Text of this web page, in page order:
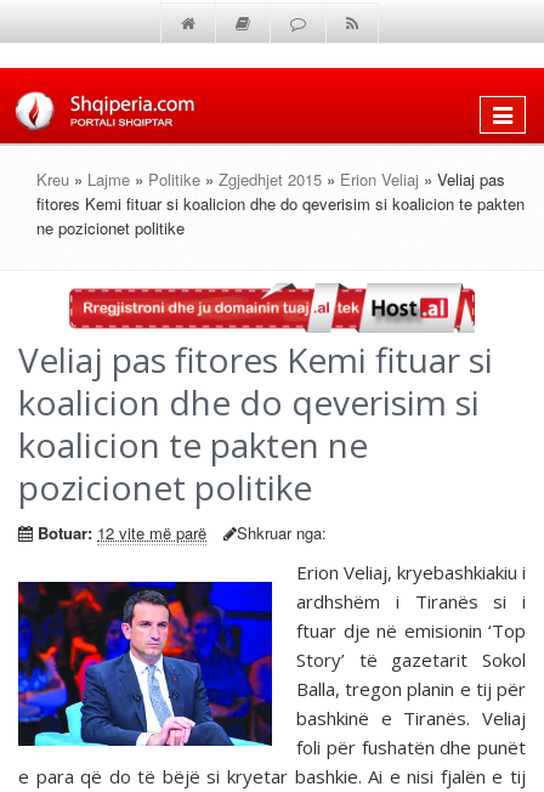
Shfaq
Kreu » Lajme » Politike » Zgjedhjet 2015 » Erion Veliaj » Veliaj pas
fitores Kemi fituar si koalicion dhe do qeverisim si koalicion te pakten
ne pozicionet politike
Veliaj pas fitores Kemi fituar si
koalicion dhe do qeverisim si
koalicion te pakten ne
pozicionet politike
Botuar: 12 vite më parë Shkruar nga:
Erion Veliaj, kryebashkiakiu i
ardhshëm i Tiranës si i
ftuar dje në emisionin ‘Top
Story’ të gazetarit Sokol
Balla, tregon planin e tij për
bashkinë e Tiranës. Veliaj
foli për fushatën dhe punët
e para që do të bëjë si kryetar bashkie. Ai e nisi fjalën e tij